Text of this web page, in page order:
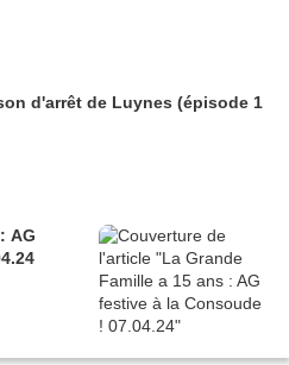
d'arrêt de Luynes (épisode 1
AG